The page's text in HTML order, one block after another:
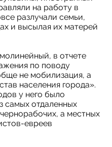
на работу в
разлучали семьи,
и высылая их матерей
в отчете
по поводу
не мобилизация, а
населения города».
у него было
самых отдаленных
а местных
евреев